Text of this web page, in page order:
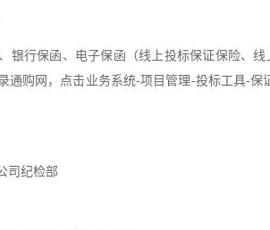
银行保函、电子保函（线上投标保证保险、
通购网，点击业务系统-项目管理-投标工具-保
司纪检部